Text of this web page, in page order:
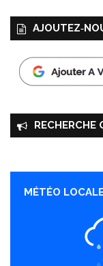
RECHERCHE
MÉTÉO